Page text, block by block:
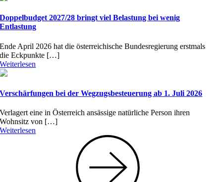
Doppelbudget 2027/28 bringt viel Belastung bei wenig
Entlastung
Ende April 2026 hat die österreichische Bundesregierung erstmals
die Eckpunkte […]
Weiterlesen
Verschärfungen bei der Wegzugsbesteuerung ab 1. Juli 2026
Verlagert eine in Österreich ansässige natürliche Person ihren
Wohnsitz von […]
Weiterlesen